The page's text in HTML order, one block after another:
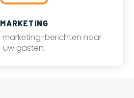
MARKETING
marketing-berichten naar
uw gasten.